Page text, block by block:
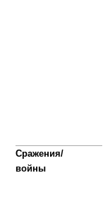
Сражения/
войны